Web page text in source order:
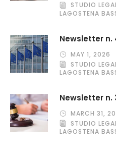
STUDIO
LAGOSTENA
Newsletter n.
MAY 1, 2026
STUDIO
LAGOSTENA
Newsletter n.
MARCH 31,
STUDIO
LAGOSTENA